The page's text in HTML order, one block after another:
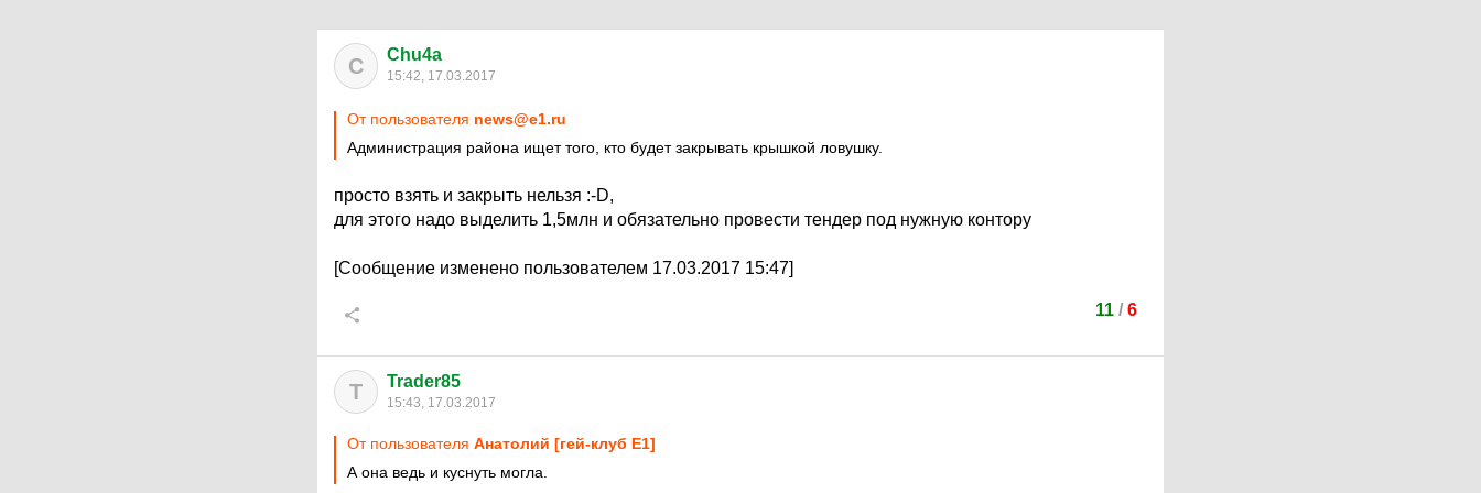
C Chu4a
15:42, 17.03.2017
От пользователя news@e1.ru
Администрация района ищет того, кто будет закрывать крышкой ловушку.
просто взять и закрыть нельзя :-D,
для этого надо выделить 1,5млн и обязательно провести тендер под нужную контору
[Сообщение изменено пользователем 17.03.2017 15:47]
11/ 6
T Trader85
15:43, 17.03.2017
От пользователя Анатолий [гей-клуб Е1]
А она ведь и куснуть могла.